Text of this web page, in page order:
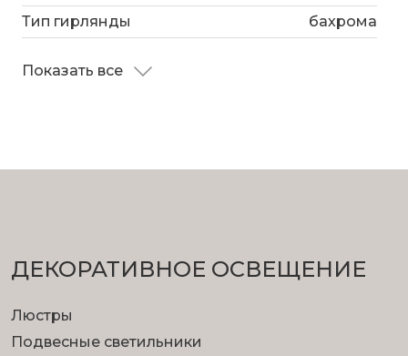
Тип гирлянды
бахрома
Показать все
ДЕКОРАТИВНОЕ ОСВЕЩЕНИЕ
Люстры
Подвесные светильники